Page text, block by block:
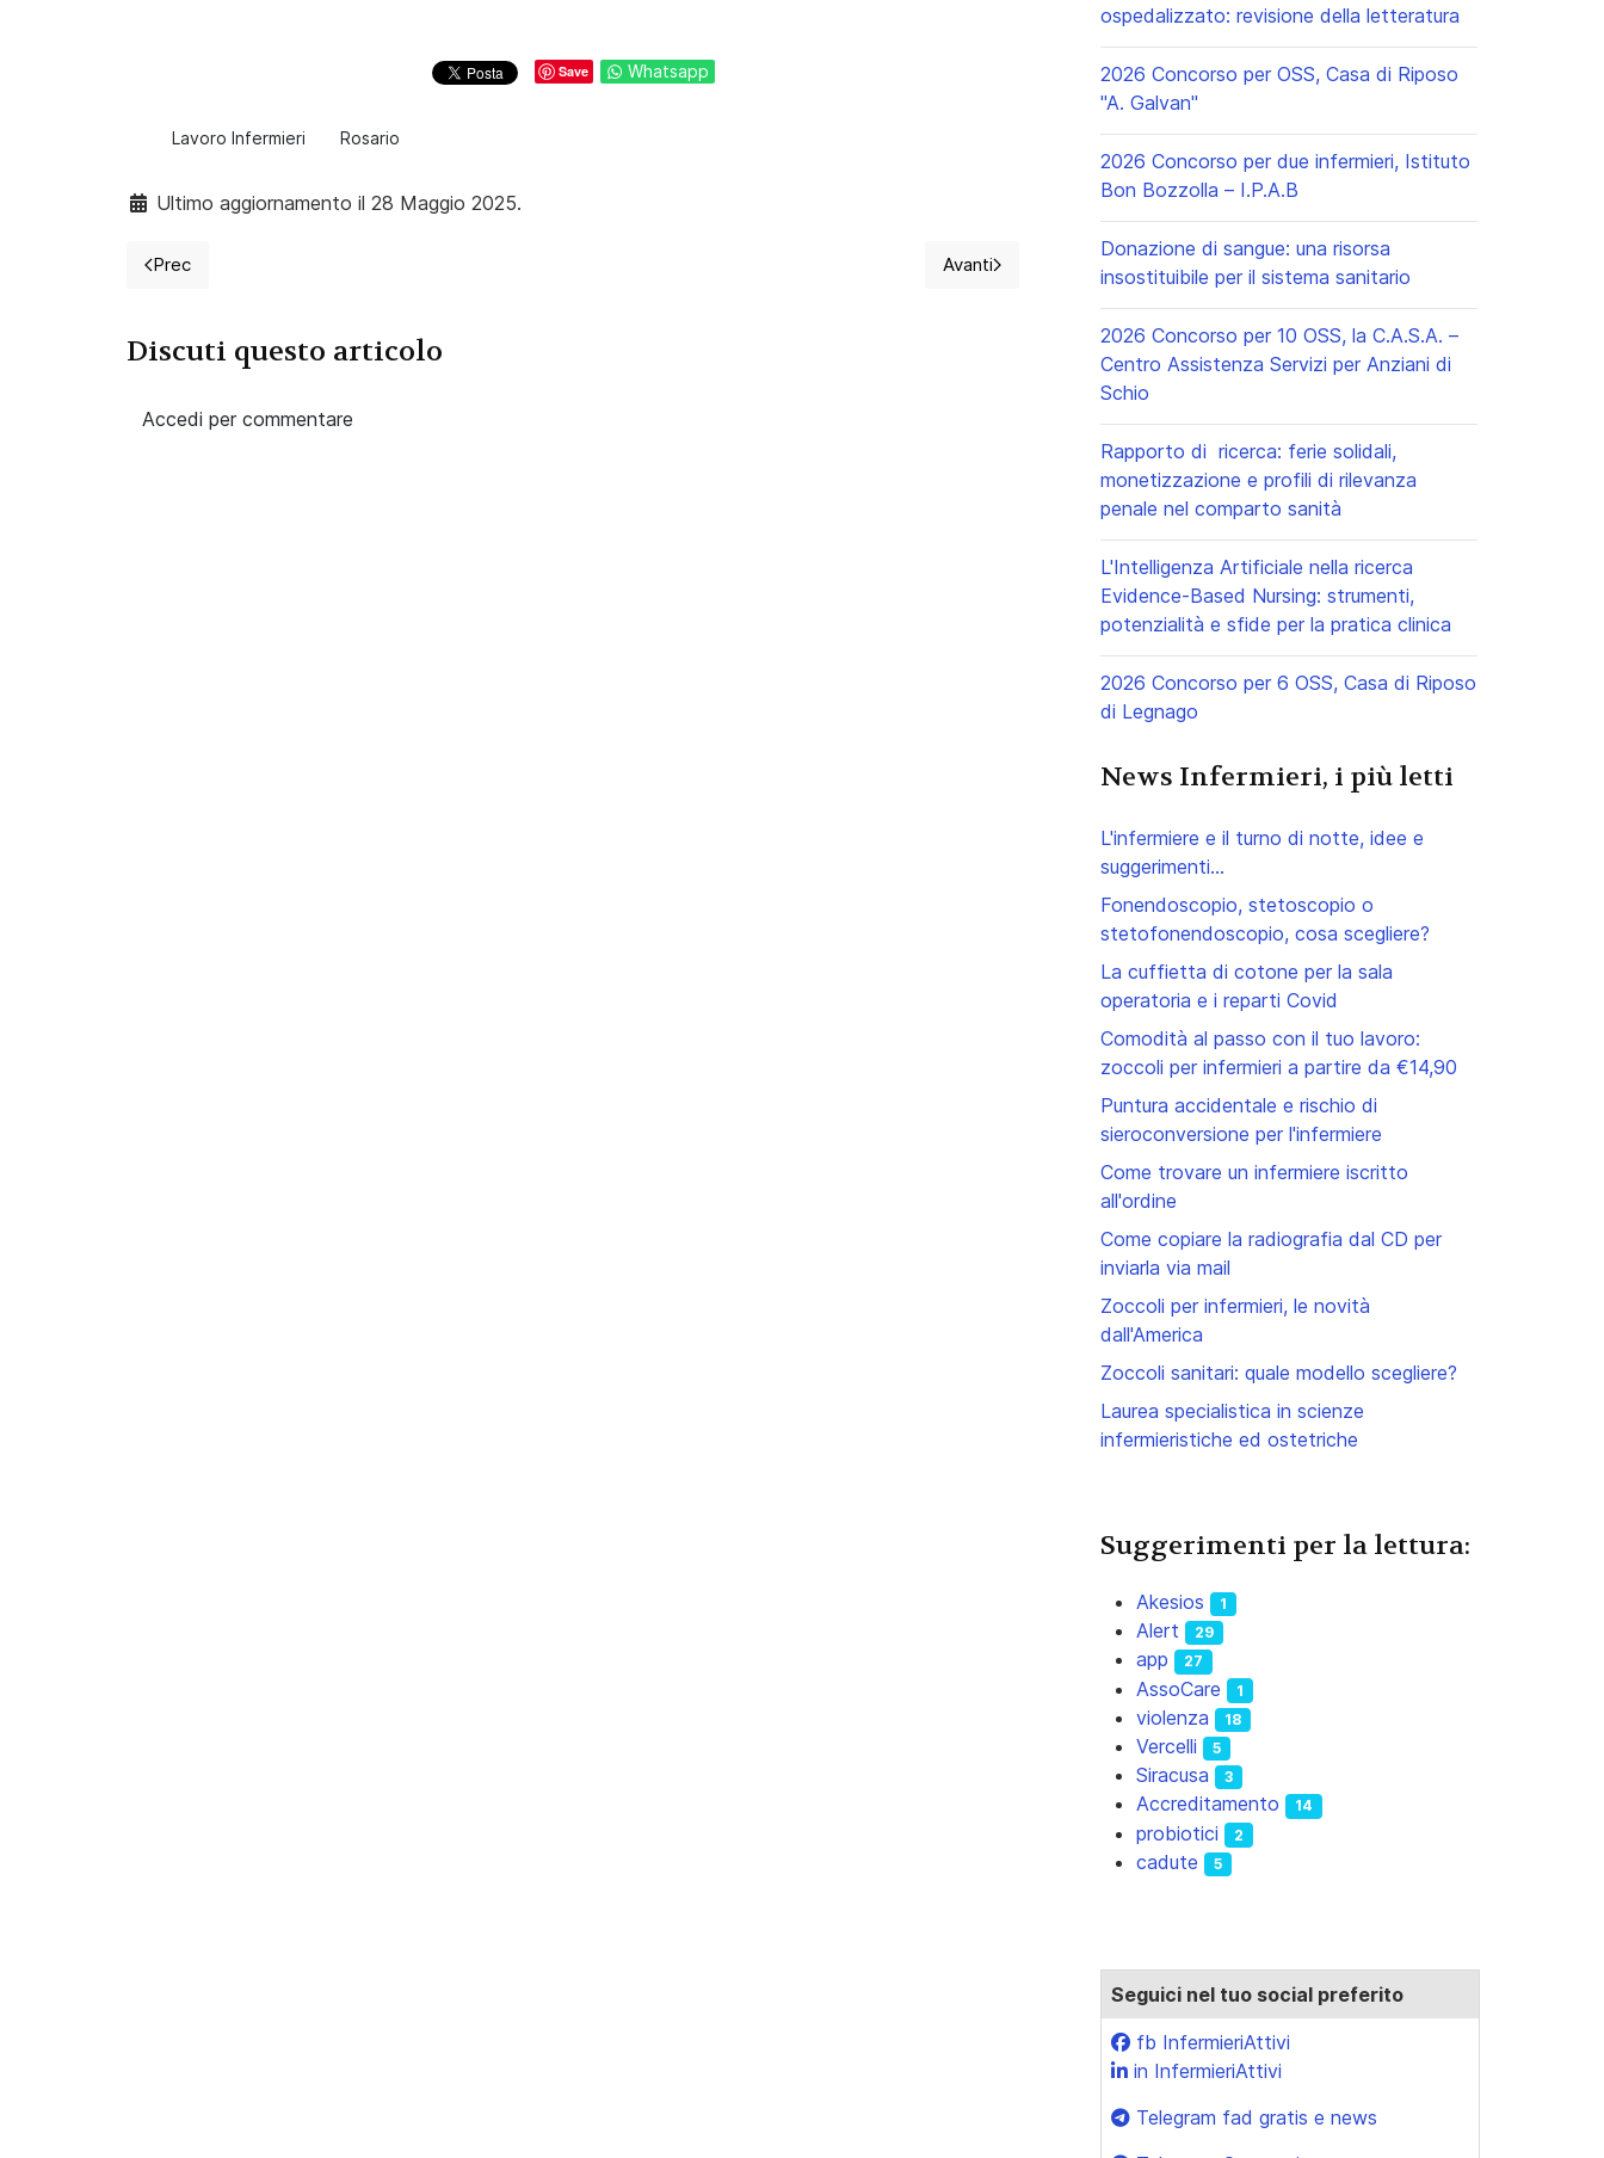
Save Whatsapp
Lavoro Infermieri Rosario
Ultimo aggiornamento il 28 Maggio 2025.
Articolo precedente: Scrivere, problema o opportunità?
Prec Articolo successivo: Prevenzione del soffocamento da cibo, in età pediatrica
Avanti
Discuti questo articolo
Accedi per commentare
ospedalizzato: revisione della letteratura
2026 Concorso per OSS, Casa di Riposo
"A. Galvan"
2026 Concorso per due infermieri, Istituto
Bon Bozzolla – I.P.A.B
Donazione di sangue: una risorsa
insostituibile per il sistema sanitario
2026 Concorso per 10 OSS, la C.A.S.A. –
Centro Assistenza Servizi per Anziani di
Schio
Rapporto di ricerca: ferie solidali,
monetizzazione e profili di rilevanza
penale nel comparto sanità
L'Intelligenza Artificiale nella ricerca
Evidence-Based Nursing: strumenti,
potenzialità e sfide per la pratica clinica
2026 Concorso per 6 OSS, Casa di Riposo
di Legnago
News Infermieri, i più letti
L'infermiere e il turno di notte, idee e
suggerimenti...
Fonendoscopio, stetoscopio o
stetofonendoscopio, cosa scegliere?
La cuffietta di cotone per la sala
operatoria e i reparti Covid
Comodità al passo con il tuo lavoro:
zoccoli per infermieri a partire da €14,90
Puntura accidentale e rischio di
sieroconversione per l'infermiere
Come trovare un infermiere iscritto
all'ordine
Come copiare la radiografia dal CD per
inviarla via mail
Zoccoli per infermieri, le novità
dall'America
Zoccoli sanitari: quale modello scegliere?
Laurea specialistica in scienze
infermieristiche ed ostetriche
Suggerimenti per la lettura:
Akesios 1
Alert 29
app 27
AssoCare 1
violenza 18
Vercelli 5
Siracusa 3
Accreditamento 14
probiotici 2
cadute 5
Seguici nel tuo social preferito
fb InfermieriAttivi
in InfermieriAttivi
Telegram fad gratis e news